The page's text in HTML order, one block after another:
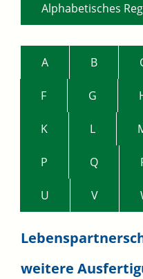
Alphabetisches
A B
F G
K L
P Q
U V
weitere